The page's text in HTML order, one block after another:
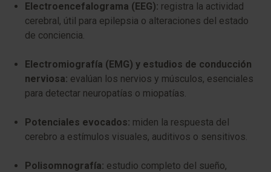
Electroencefalograma (EEG): registra la actividad
cerebral, útil para epilepsia o alteraciones del estado
de conciencia.
Electromiografía (EMG) y estudios de conducción
nerviosa: evalúan los nervios y músculos, esenciales
para detectar neuropatías o miopatías.
Potenciales evocados: miden la respuesta del
cerebro a estímulos visuales, auditivos o sensitivos.
Polisomnografía: estudio completo del sueño,